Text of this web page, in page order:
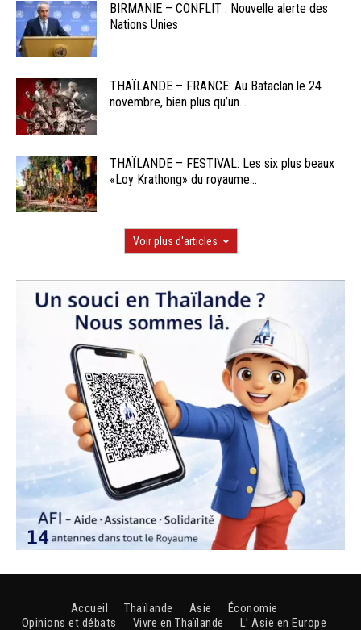
BIRMANIE – CONFLIT : Nouvelle alerte des
Nations Unies
THAÏLANDE – FRANCE: Au Bataclan le 24
novembre, bien plus qu’un...
THAÏLANDE – FESTIVAL: Les six plus beaux
«Loy Krathong» du royaume...
Voir plus d'articles
Accueil Thaïlande Asie
Économie
Opinions et débats
Vivre en Thaïlande L’ Asie en Europe